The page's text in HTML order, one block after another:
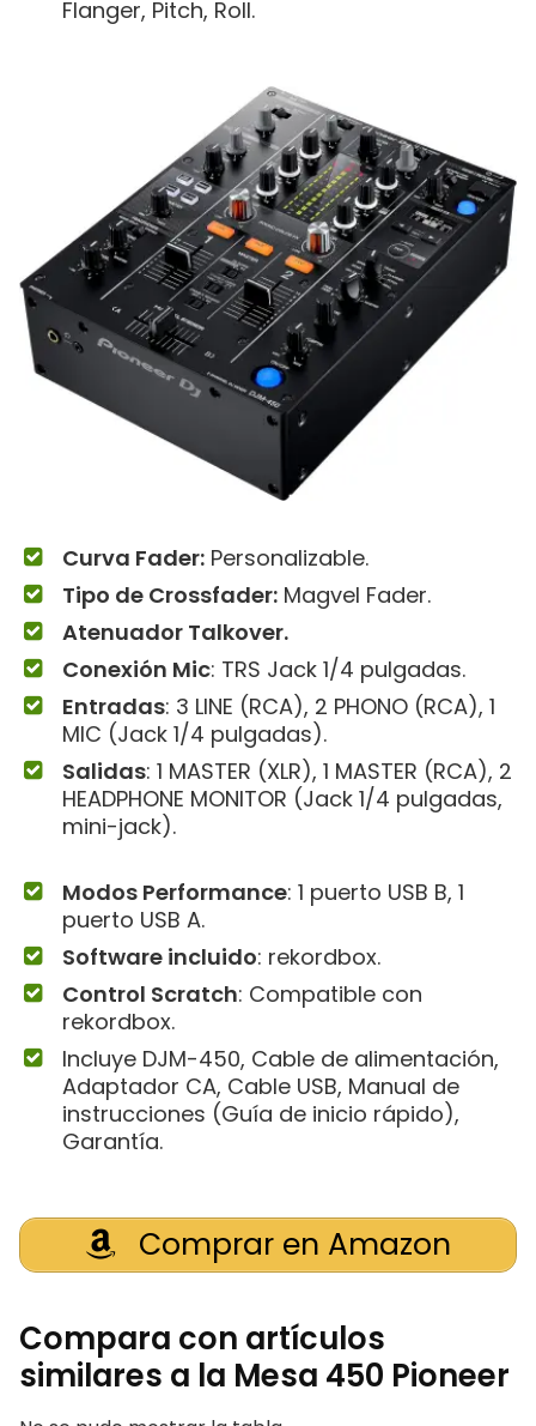
Flanger, Pitch, Roll.
Curva Fader: Personalizable.
Tipo de Crossfader: Magvel Fader.
Atenuador Talkover.
Conexión Mic: TRS Jack 1/4 pulgadas.
Entradas: 3 LINE (RCA), 2 PHONO (RCA), 1
MIC (Jack 1/4 pulgadas).
Salidas: 1 MASTER (XLR), 1 MASTER (RCA), 2
HEADPHONE MONITOR (Jack 1/4 pulgadas,
mini-jack).
Modos Performance: 1 puerto USB B, 1
puerto USB A.
Software incluido: rekordbox.
Control Scratch: Compatible con
rekordbox.
Incluye DJM-450, Cable de alimentación,
Adaptador CA, Cable USB, Manual de
instrucciones (Guía de inicio rápido),
Garantía.
Comprar en Amazon
Compara con artículos
similares a la Mesa 450 Pioneer